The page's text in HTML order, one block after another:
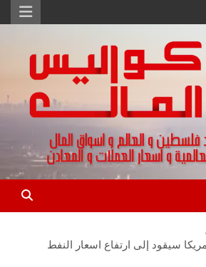
و تقارير اسواق المال و العملات
سيقود إلى ارتفاع اسعار النفط